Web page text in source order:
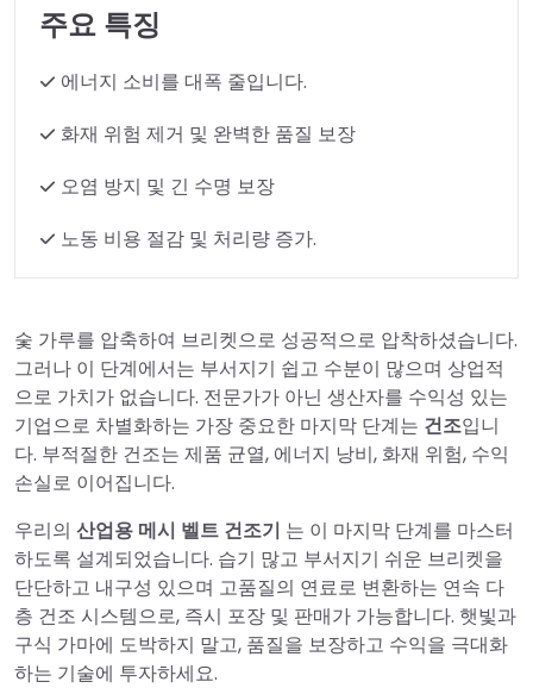
주요 특징
에너지 소비를 대폭 줄입니다.
화재 위험 제거 및 완벽한 품질 보장
오염 방지 및 긴 수명 보장
노동 비용 절감 및 처리량 증가.
숯 가루를 압축하여 브리켓으로 성공적으로 압착하셨습니다.
그러나 이 단계에서는 부서지기 쉽고 수분이 많으며 상업적
으로 가치가 없습니다. 전문가가 아닌 생산자를 수익성 있는
기업으로 차별화하는 가장 중요한 마지막 단계는 건조입니
다. 부적절한 건조는 제품 균열, 에너지 낭비, 화재 위험, 수익
손실로 이어집니다.
우리의 산업용 메시 벨트 건조기 는 이 마지막 단계를 마스터
하도록 설계되었습니다. 습기 많고 부서지기 쉬운 브리켓을
단단하고 내구성 있으며 고품질의 연료로 변환하는 연속 다
층 건조 시스템으로, 즉시 포장 및 판매가 가능합니다. 햇빛과
구식 가마에 도박하지 말고, 품질을 보장하고 수익을 극대화
하는 기술에 투자하세요.